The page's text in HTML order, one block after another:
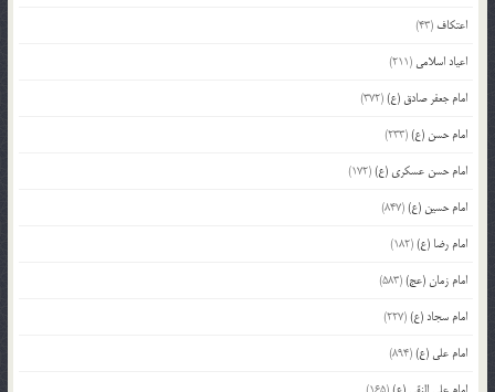
اعتکاف (43)
اعیاد اسلامی (211)
امام جعفر صادق (ع)(372)
امام حسن (ع)(233)
امام حسن عسکری (ع)(172)
امام حسین (ع)(847)
امام رضا (ع)(182)
امام زمان (عج)(583)
امام سجاد (ع)(227)
امام علی (ع)(894)